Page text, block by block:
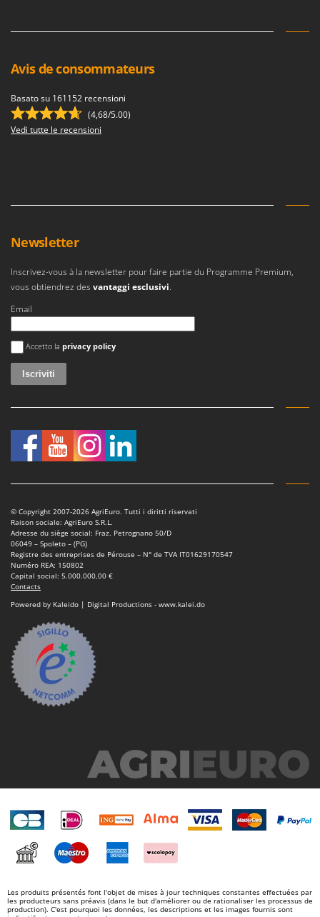
Avis de consommateurs
Basato su 161152 recensioni
(4,68/5.00)
Vedi tutte le recensioni
Newsletter
Inscrivez-vous à la newsletter pour faire partie du Programme Premium,
vous obtiendrez des vantaggi esclusivi.
Email
Si è verificato un errore
Accetto la privacy policy
© Copyright 2007-2026 AgriEuro. Tutti i diritti riservati
Raison sociale: AgriEuro S.R.L.
Adresse du siège social: Fraz. Petrognano 50/D
06049 – Spoleto – (PG)
Registre des entreprises de Pérouse – N° de TVA IT01629170547
Numéro REA: 150802
Capital social: 5.000.000,00 €
Contacts
Powered by Kaleido | Digital Productions - www.kalei.do
Les produits présentés font l'objet de mises à jour techniques constantes effectuées par
les producteurs sans préavis (dans le but d'améliorer ou de rationaliser les processus de
production). C'est pourquoi les données, les descriptions et les images fournis sont